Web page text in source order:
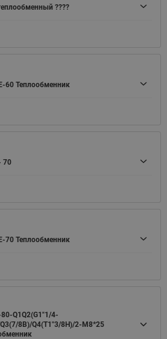
????
60 Теплообменник
70
70 Теплообменник
Q1Q2(G1"1/4-
8B)/Q4(T1"3/8H)/2-M8*25